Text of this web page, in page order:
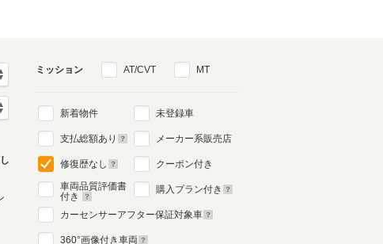
ミッション AT/CVT MT
新着物件
支払総額あり
修復歴なし
車両品質評価書
付き
未登録車
メーカー系販売店
クーポン付き
購入プラン付き
カーセンサーアフター保証対象車
360°画像付き車両